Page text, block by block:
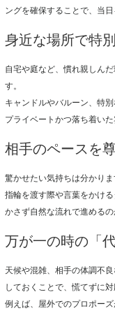
ングを確保することで、当
身近な場所で特
自宅や庭など、慣れ親しん
す。
キャンドルやバルーン、特
プライベートかつ落ち着い
相手のペースを
驚かせたい気持ちは分かり
指輪を渡す際や言葉をかけ
かさず自然な流れで進めるの
万が一の時の「
天候や混雑、相手の体調不
しておくことで、慌てずに対
例えば、屋外でのプロポー